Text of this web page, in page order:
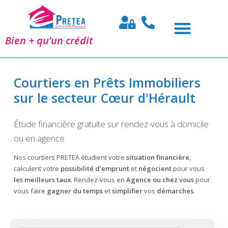
Bien + qu’un crédit
Courtiers en Prêts Immobiliers
sur le secteur Cœur d'Hérault
Étude financière gratuite sur rendez-vous à domicile
ou en agence
Nos courtiers PRETEA étudient votre situation financière,
calculent votre possibilité d’empruntet négocientpour vous
les meilleurs taux. Rendez-vous en Agence ou chez vouspour
vous faire gagner du tempsetsimplifiervos démarches.